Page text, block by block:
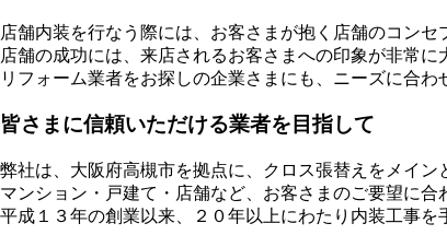
店舗内装を行なう際には、お客さまが抱く店舗のコン
店舗の成功には、来店されるお客さまへの印象が非常
リフォーム業者をお探しの企業さまにも、ニーズに合
皆さまに信頼いただける業者を目指して
弊社は、大阪府高槻市を拠点に、クロス張替えをメイン
マンション・戸建て・店舗など、お客さまのご要望に合
平成１３年の創業以来、２０年以上にわたり内装工事